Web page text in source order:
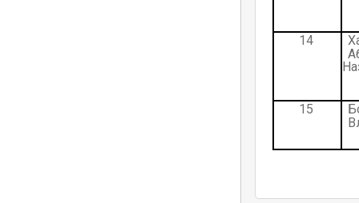
14
15